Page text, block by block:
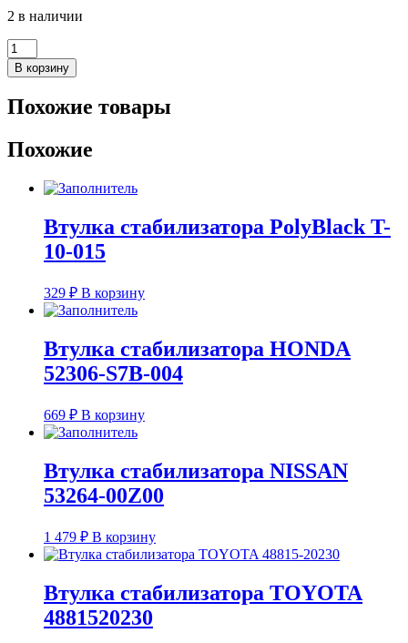
2 в наличии
Количество
товара
Втулка
AVANTECH
В корзину
Похожие товары
Похожие
Втулка стабилизатора PolyBlack T-
10-015
329 ₽ В корзину
Втулка стабилизатора HONDA
52306-S7B-004
669 ₽ В корзину
Втулка стабилизатора NISSAN
53264-00Z00
1 479 ₽ В корзину
Втулка стабилизатора TOYOTA
4881520230